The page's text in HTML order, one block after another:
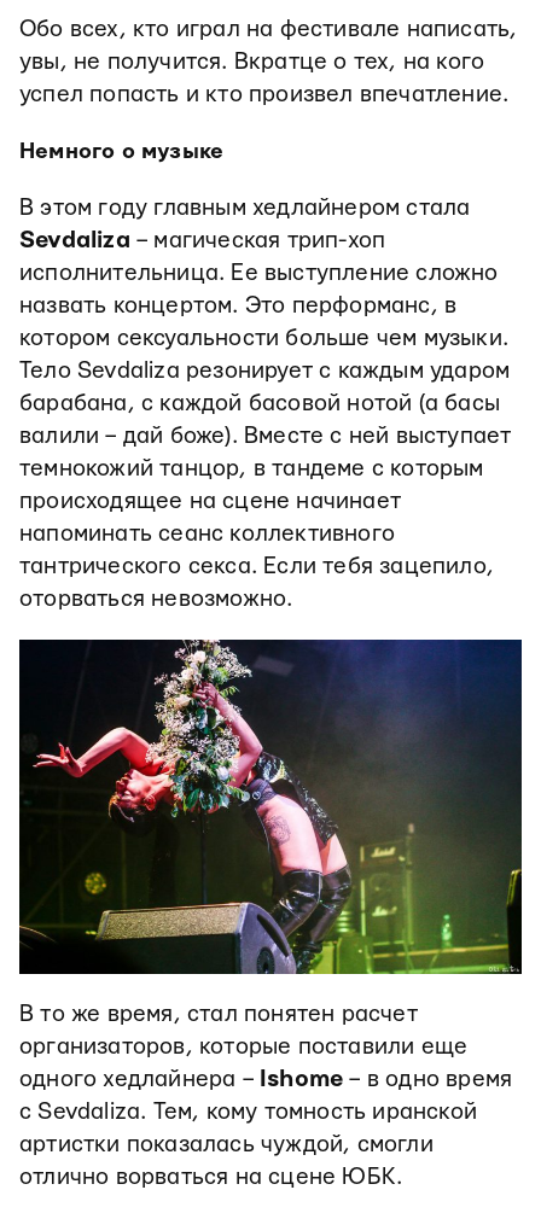
Обо всех, кто играл на фестивале написать,
увы, не получится. Вкратце о тех, на кого
успел попасть и кто произвел впечатление.
Немного о музыке
В этом году главным хедлайнером стала
Sevdaliza – магическая трип-хоп
исполнительница. Ее выступление сложно
назвать концертом. Это перформанс, в
котором сексуальности больше чем музыки.
Тело Sevdaliza резонирует с каждым ударом
барабана, с каждой басовой нотой (а басы
валили – дай боже). Вместе с ней выступает
темнокожий танцор, в тандеме с которым
происходящее на сцене начинает
напоминать сеанс коллективного
тантрического секса. Если тебя зацепило,
оторваться невозможно.
В то же время, стал понятен расчет
организаторов, которые поставили еще
одного хедлайнера –
Ishome – в одно время
с Sevdaliza. Тем, кому томность иранской
артистки показалась чуждой, смогли
отлично ворваться на сцене ЮБК.